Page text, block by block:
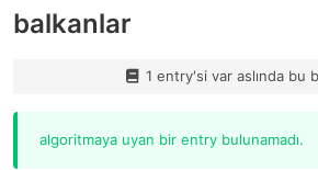
balkanlar
1 entry'si var aslında bu
algoritmaya uyan bir entry bulunamadı.